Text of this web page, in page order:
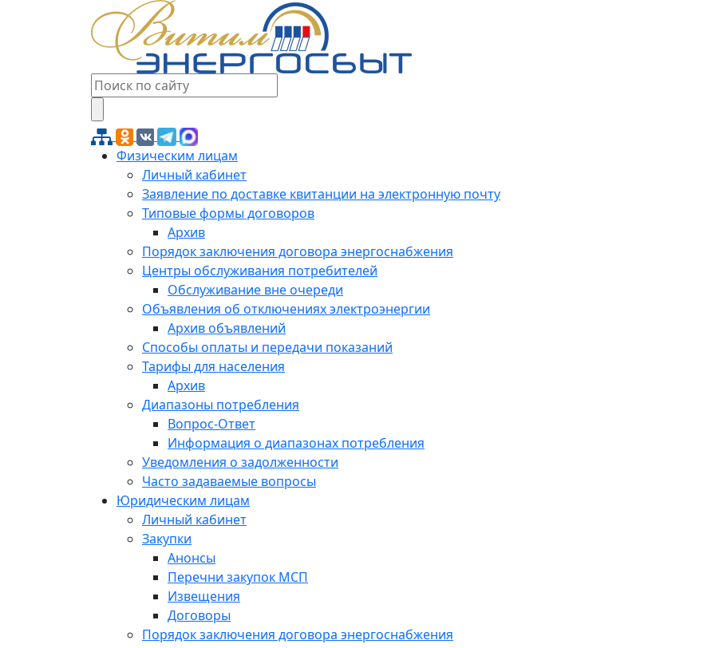
Физическим лицам
Личный кабинет
Заявление по доставке квитанции на электронную почту
Типовые формы договоров
Архив
Порядок заключения договора энергоснабжения
Центры обслуживания потребителей
Обслуживание вне очереди
Объявления об отключениях электроэнергии
Архив объявлений
Способы оплаты и передачи показаний
Тарифы для населения
Архив
Диапазоны потребления
Вопрос-Ответ
Информация о диапазонах потребления
Уведомления о задолженности
Часто задаваемые вопросы
Юридическим лицам
Личный кабинет
Закупки
Анонсы
Перечни закупок МСП
Извещения
Договоры
Порядок заключения договора энергоснабжения